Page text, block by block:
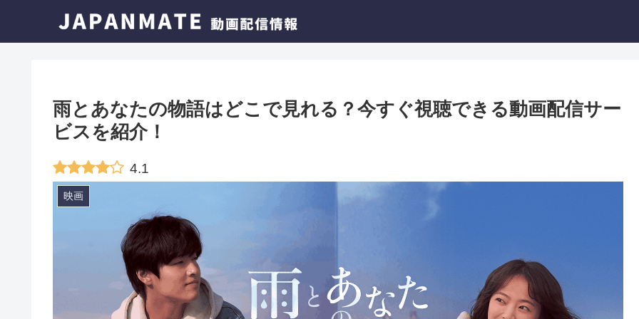
雨とあなたの物語はどこで見れる？今すぐ視聴できる動画配信サー
ビスを紹介！
4.1
映画